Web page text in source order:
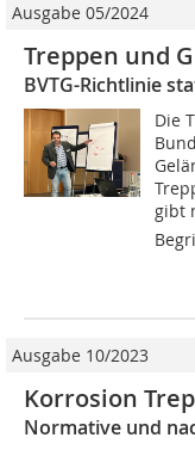
Ausgabe 05/2024
Treppen und
BVTG-Richtlinie
Die
gibt
Ausgabe 10/2023
Korrosion
Normative und